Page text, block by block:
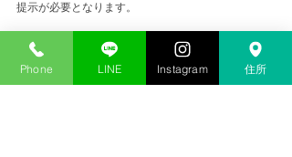
提示が必要となります。
金プラチナ高価買取
Phone LINE Instagram 住所